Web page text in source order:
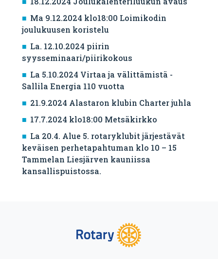
Ma 9.12.2024 klo18:00 Loimikodin
joulukuusen koristelu
La. 12.10.2024 piirin
syysseminaari/piirikokous
La 5.10.2024 Virtaa ja välittämistä -
Sallila Energia 110 vuotta
21.9.2024 Alastaron klubin Charter juhla
17.7.2024 klo18:00 Metsäkirkko
La 20.4. Alue 5. rotaryklubit järjestävät
keväisen perhetapahtuman klo 10 – 15
Tammelan Liesjärven kauniissa
kansallispuistossa.